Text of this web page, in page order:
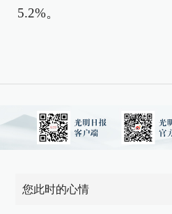
5.2%。
您此时的心情